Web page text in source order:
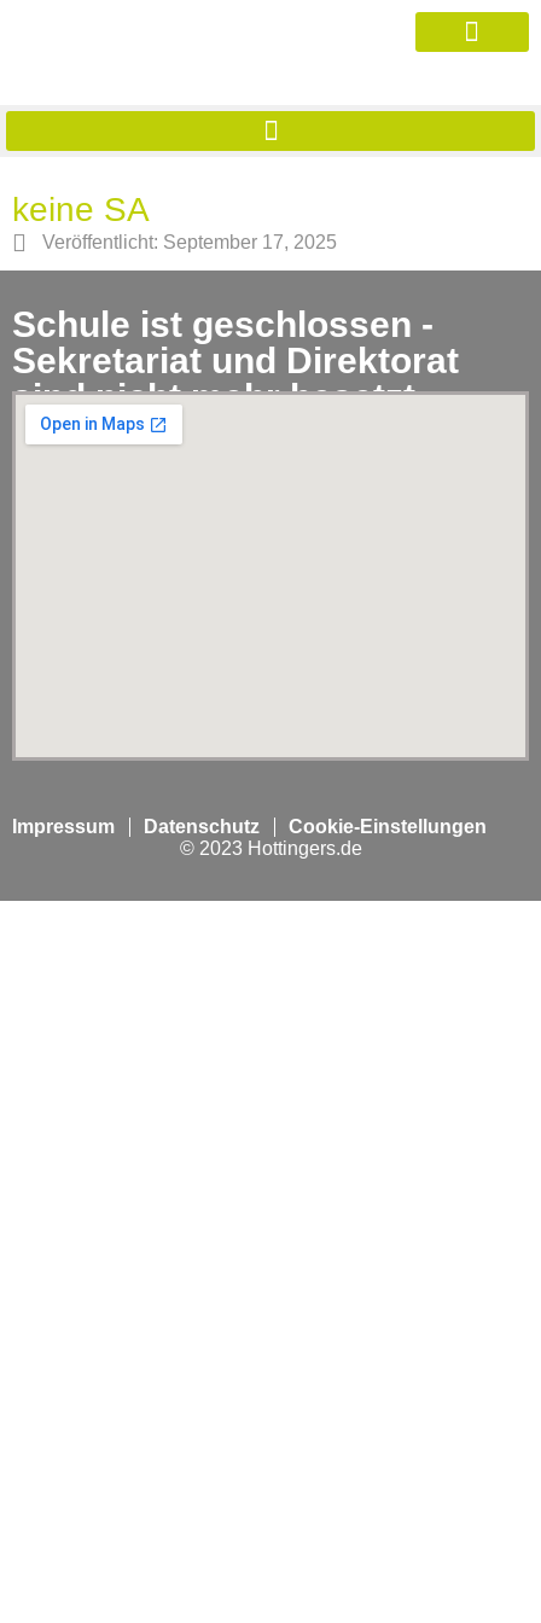
keine SA
Veröffentlicht: September 17, 2025
Schule ist geschlossen -
Sekretariat und Direktorat
sind nicht mehr besetzt.
Impressum Datenschutz
Cookie-Einstellungen
© 2023 Hottingers.de